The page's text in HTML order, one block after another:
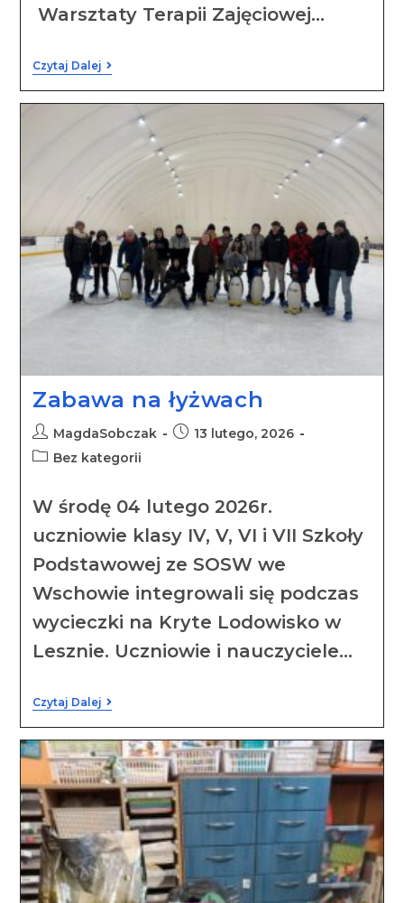
Warsztaty Terapii Zajęciowej…
Czytaj Dalej
Zabawa na łyżwach
MagdaSobczak
13 lutego, 2026
Bez kategorii
W środę 04 lutego 2026r.
uczniowie klasy IV, V, VI i VII Szkoły
Podstawowej ze SOSW we
Wschowie integrowali się podczas
wycieczki na Kryte Lodowisko w
Lesznie. Uczniowie i nauczyciele…
Czytaj Dalej